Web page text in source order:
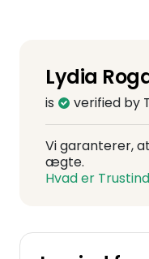
Lydia
is verified by
Vi garanterer,
ægte.
Hvad er